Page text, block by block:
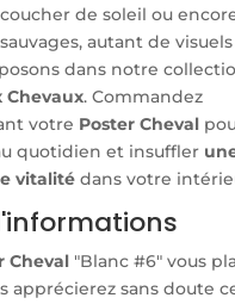
de soleil ou
autant de
dans notre
Chevaux. Commandez
votre Poster Cheval
quotidien et insuffler
vitalitédans votre
Cheval"Blanc #6" vous
apprécierez sans doute